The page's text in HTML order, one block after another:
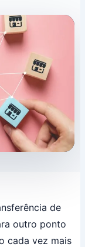
de
outro ponto
cada vez mais